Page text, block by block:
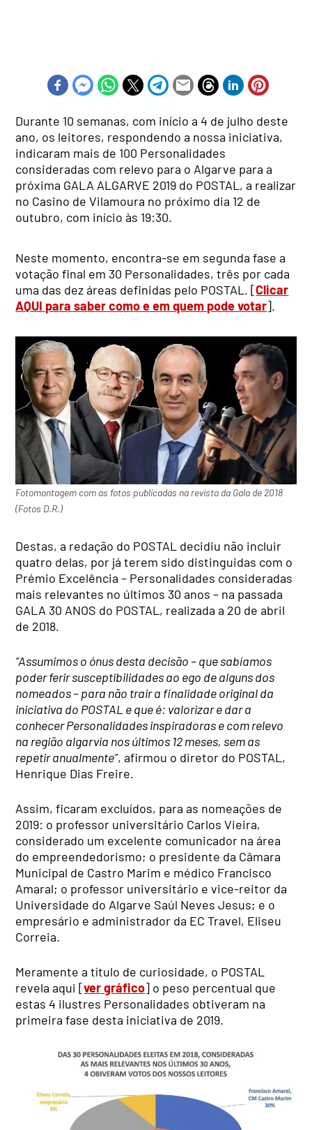
Durante 10 semanas, com início a 4 de julho deste
ano, os leitores, respondendo a nossa iniciativa,
indicaram mais de 100 Personalidades
consideradas com relevo para o Algarve para a
próxima GALA ALGARVE 2019 do POSTAL, a realizar
no Casino de Vilamoura no próximo dia 12 de
outubro, com início às 19:30.
Neste momento, encontra-se em segunda fase a
votação final em 30 Personalidades, três por cada
uma das dez áreas definidas pelo POSTAL. [Clicar
AQUI para saber como e em quem pode votar].
Fotomontagem com as fotos publicadas na revista da Gala de 2018
(Fotos D.R.)
Destas, a redação do POSTAL decidiu não incluir
quatro delas, por já terem sido distinguidas com o
Prémio Excelência – Personalidades consideradas
mais relevantes no últimos 30 anos – na passada
GALA 30 ANOS do POSTAL, realizada a 20 de abril
de 2018.
“Assumimos o ónus desta decisão – que sabíamos
poder ferir susceptibilidades ao ego de alguns dos
nomeados – para não trair a finalidade original da
iniciativa do POSTAL e que é: valorizar e dar a
conhecer Personalidades inspiradoras e com relevo
na região algarvia nos últimos 12 meses, sem as
repetir anualmente”, afirmou o diretor do POSTAL,
Henrique Dias Freire.
Assim, ficaram excluídos, para as nomeações de
2019: o professor universitário Carlos Vieira,
considerado um excelente comunicador na área
do empreendedorismo; o presidente da Câmara
Municipal de Castro Marim e médico Francisco
Amaral; o professor universitário e vice-reitor da
Universidade do Algarve Saúl Neves Jesus; e o
empresário e administrador da EC Travel, Eliseu
Correia.
Meramente a título de curiosidade, o POSTAL
revela aqui [ver gráfico] o peso percentual que
estas 4 ilustres Personalidades obtiveram na
primeira fase desta iniciativa de 2019.